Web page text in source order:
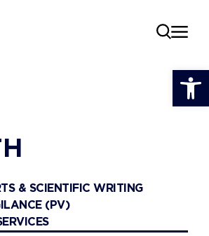
& SCIENTIFIC WRITING
(PV)